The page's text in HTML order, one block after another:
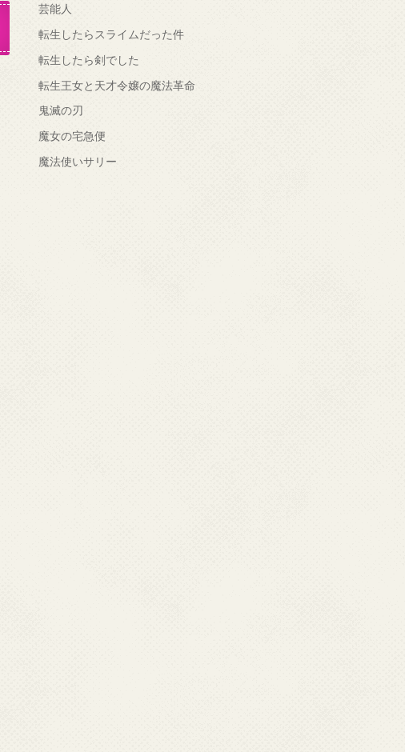
芸能人
転生したらスライムだった件
転生したら剣でした
転生王女と天才令嬢の魔法革命
鬼滅の刃
魔女の宅急便
魔法使いサリー